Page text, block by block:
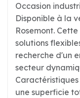
Occasion
Disponible à la
Rosemont.
solutions
recherche d'un
secteur
une superficie